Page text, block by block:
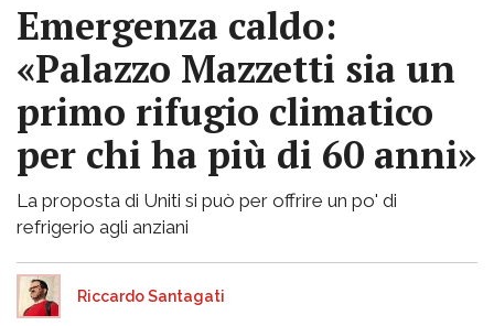
Emergenza caldo:
«Palazzo Mazzetti sia un
primo rifugio climatico
per chi ha più di 60 anni»
La proposta di Uniti si può per offrire un po' di
refrigerio agli anziani
Riccardo Santagati